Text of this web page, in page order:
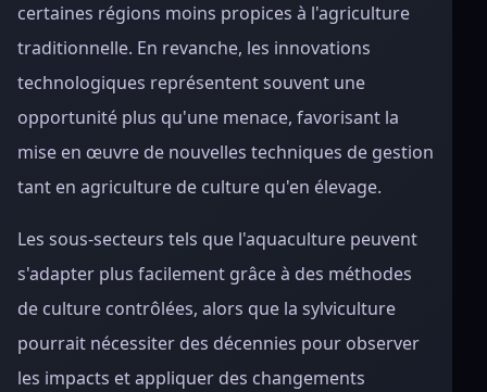
certaines régions moins propices à l'agriculture
traditionnelle. En revanche, les innovations
technologiques représentent souvent une
opportunité plus qu'une menace, favorisant la
mise en œuvre de nouvelles techniques de gestion
tant en agriculture de culture qu'en élevage.
Les sous-secteurs tels que l'aquaculture peuvent
s'adapter plus facilement grâce à des méthodes
de culture contrôlées, alors que la sylviculture
pourrait nécessiter des décennies pour observer
les impacts et appliquer des changements